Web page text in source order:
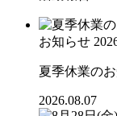
お知らせ
夏季休業の
2026.08.07